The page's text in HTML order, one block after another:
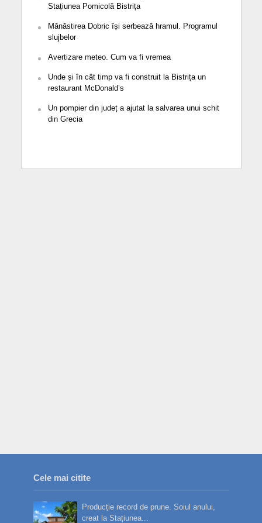
Stațiunea Pomicolă Bistrița
Mănăstirea Dobric își serbează hramul. Programul
slujbelor
Avertizare meteo. Cum va fi vremea
Unde și în cât timp va fi construit la Bistrița un
restaurant McDonald’s
Un pompier din județ a ajutat la salvarea unui schit
din Grecia
Cele mai citite
Producție record de prune. Soiul anului,
creat la Stațiunea...